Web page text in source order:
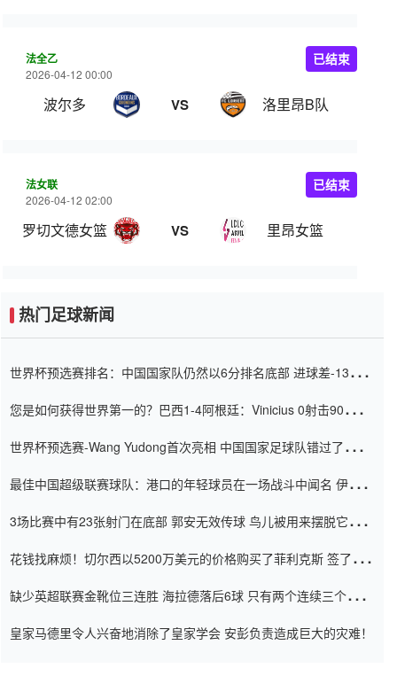
法全乙
2026-04-12 00:00
波尔多 VS 洛里昂B队
已结束
法女联
2026-04-12 02:00
罗切文德女篮 VS 里昂女篮
已结束
热门足球新闻
世界杯预选赛排名：中国国家队仍然以6分排名底部 进球差-13令人
您是如何获得世界第一的？巴西1-4阿根廷：Vinicius 0射击90分钟
世界杯预选赛-Wang Yudong首次亮相 中国国家足球队错过了世界
最佳中国超级联赛球队：港口的年轻球员在一场战斗中闻名 伊万放
3场比赛中有23张射门在底部 郭安无效传球 鸟儿被用来摆脱它
花钱找麻烦！切尔西以5200万美元的价格购买了菲利克斯 签了7年
缺少英超联赛金靴位三连胜 海拉德落后6球 只有两个连续三个连续
皇家马德里令人兴奋地消除了皇家学会 安彭负责造成巨大的灾难！